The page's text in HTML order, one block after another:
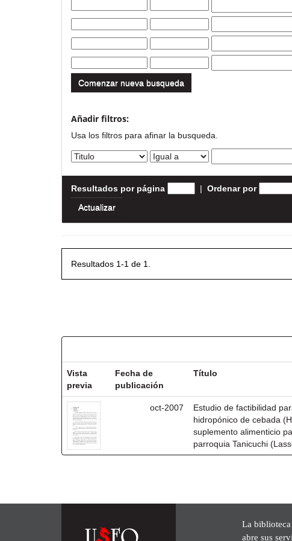
Comenzar nueva busqueda
Añadir filtros:
Usa los filtros para afinar la busqueda.
Resultados por página | Ordenar por
Resultados 1-1 de 1.
Vista
previa
Fecha de
publicación
Título
oct-2007
Estudio de factibilidad
hidropónico de cebada
suplemento alimenticio
parroquia Tanicuchi
La
abre sus